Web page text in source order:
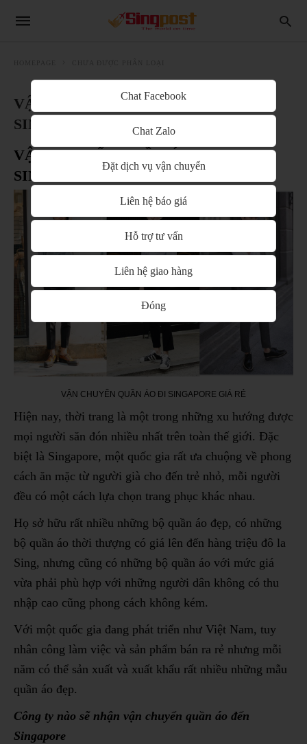
VẬN CHUYỂN QUẦN ÁO ĐI
SINGAPORE GIÁ RẺ
VẬN CHUYỂN QUẦN ÁO ĐI
SINGAPORE GIÁ RẺ
VẬN CHUYỂN QUẦN ÁO ĐI SINGAPORE GIÁ RẺ
Hiện nay, thời trang là một trong những xu hướng được
mọi người săn đón nhiều nhất trên toàn thế giới. Đặc
biệt là Singapore, một quốc gia rất ưa chuộng về phong
cách ăn mặc từ người già cho đến trẻ nhỏ, mỗi người
đều có một cách lựa chọn trang phục khác nhau.
Họ sở hữu rất nhiều những bộ quần áo đẹp, có những
bộ quần áo thời thượng có giá lên đến hàng triệu đô la
Sing, nhưng cũng có những bộ quần áo với mức giá
vừa phải phù hợp với những người dân không có thu
nhập cao cũng phong cách không kém.
Với một quốc gia đang phát triển như Việt Nam, tuy
nhân công làm việc và sản phẩm bán ra rẻ nhưng mỗi
năm có thể sản xuất và xuất khẩu rất nhiều những mẫu
quần áo đẹp.
Công ty nào sẽ nhận vận chuyển quần áo đến
Singapore
Chat Facebook
Chat Zalo
Đặt dịch vụ vận chuyển
Liên hệ báo giá
Hỗ trợ tư vấn
Liên hệ giao hàng
Đóng